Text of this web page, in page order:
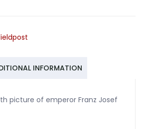
INFORMATION
picture of emperor Franz Josef